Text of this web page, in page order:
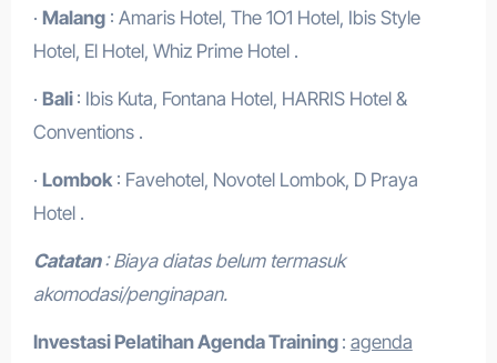
· Malang: Amaris Hotel, The 1O1 Hotel, Ibis Style
Hotel, El Hotel, Whiz Prime Hotel .
· Bali : Ibis Kuta, Fontana Hotel, HARRIS Hotel &
Conventions .
· Lombok: Favehotel, Novotel Lombok, D Praya
Hotel .
Catatan: Biaya diatas belum termasuk
akomodasi/penginapan.
Investasi Pelatihan Agenda Training : agenda